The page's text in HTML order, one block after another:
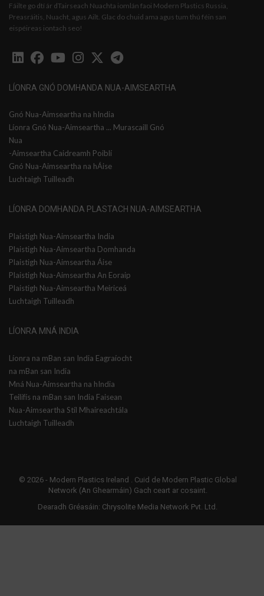
Fáilte go dtí ár dTairseach Nuachta iomlán faoi Modern Plastics Russia,
Preasráitis, Nuacht, agus Ailt. Glac do chuid ama agus tum thú féin san
eispéireas iontach seo!
LÍONRA GNÓ DOMHANDA NUA-AIMSEARTHA
Gnó Nua-Aimseartha na hIndia
Líonra Gnó Nua-Aimseartha ... Murascaill Gnó
Nua
-Aimseartha Caidreamh Poiblí
Gnó Nua-Aimseartha na hÁise
Luchtaigh Tuilleadh
LÍONRA DOMHANDA PLASTACH NUA-AIMSEARTHA
Plaistigh Nua-Aimseartha India
Plaistigh Nua-Aimseartha Domhanda
Plaistigh Nua-Aimseartha Áise
Plaistigh Nua-Aimseartha An Eoraip
Plaistigh Nua-Aimseartha Meiriceá
Luchtaigh Tuilleadh
LÍONRA MNÁ INDIA
Líonra na mBan san India Eagraíocht
na mBan san India
Mná Nua-Aimseartha na hIndia
Teilifís na mBan san India Faisean
Nua-Aimseartha Stíl Mhaireachtála
Luchtaigh Tuilleadh
© 2026 - Modern Plastics Ireland . Cuid de Modern Plastic Global
Network (An Ghearmáin) Gach ceart ar cosaint.
Dearadh Gréasáin: Chrysolite Media Network Pvt. Ltd.